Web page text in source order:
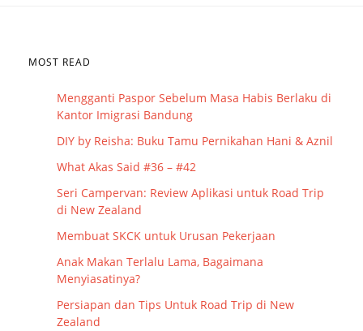
MOST READ
Mengganti Paspor Sebelum Masa Habis Berlaku di
Kantor Imigrasi Bandung
DIY by Reisha: Buku Tamu Pernikahan Hani & Aznil
What Akas Said #36 – #42
Seri Campervan: Review Aplikasi untuk Road Trip
di New Zealand
Membuat SKCK untuk Urusan Pekerjaan
Anak Makan Terlalu Lama, Bagaimana
Menyiasatinya?
Persiapan dan Tips Untuk Road Trip di New
Zealand